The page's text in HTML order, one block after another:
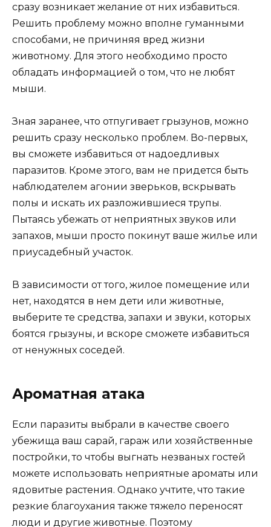
сразу возникает желание от них избавиться.
Решить проблему можно вполне гуманными
способами, не причиняя вред жизни
животному. Для этого необходимо просто
обладать информацией о том, что не любят
мыши.
Зная заранее, что отпугивает грызунов, можно
решить сразу несколько проблем. Во-первых,
вы сможете избавиться от надоедливых
паразитов. Кроме этого, вам не придется быть
наблюдателем агонии зверьков, вскрывать
полы и искать их разложившиеся трупы.
Пытаясь убежать от неприятных звуков или
запахов, мыши просто покинут ваше жилье или
приусадебный участок.
В зависимости от того, жилое помещение или
нет, находятся в нем дети или животные,
выберите те средства, запахи и звуки, которых
боятся грызуны, и вскоре сможете избавиться
от ненужных соседей.
Ароматная атака
Если паразиты выбрали в качестве своего
убежища ваш сарай, гараж или хозяйственные
постройки, то чтобы выгнать незваных гостей
можете использовать неприятные ароматы или
ядовитые растения. Однако учтите, что такие
резкие благоухания также тяжело переносят
люди и другие животные. Поэтому